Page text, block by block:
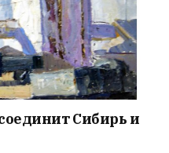
Сибирь и